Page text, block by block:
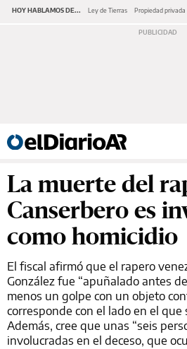
HOY HABLAMOS DE... Ley de Tierras Propiedad privada
La muerte del
Canserbero es
como homicidio
El fiscal afirmó que el rapero
González fue “apuñalado antes
menos un golpe con un objeto
corresponde con el lado en el que
Además, cree que unas “seis
involucradas en el deceso, que